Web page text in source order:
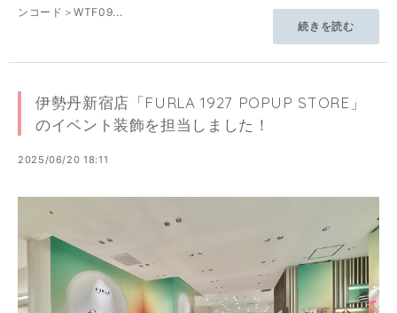
ンコード＞WTF09...
続きを読む
伊勢丹新宿店「FURLA 1927 POPUP STORE」
のイベント装飾を担当しました！
2025/06/20 18:11